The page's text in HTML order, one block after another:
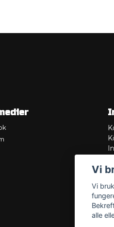
Vi
Vi
alle